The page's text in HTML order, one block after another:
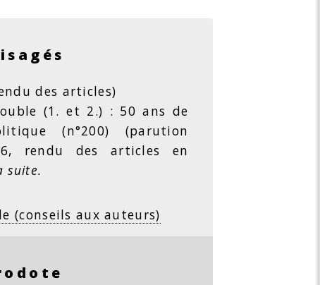
des articles)
(1. et 2.) : 50 ans de
(n°200) (parution
rendu des articles en
suite.
(conseils aux auteurs)